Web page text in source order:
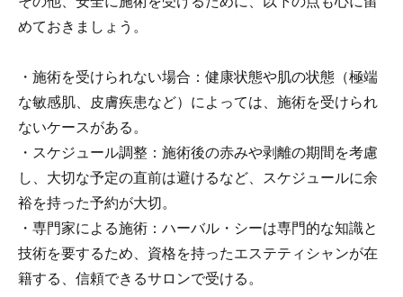
めておきましょう。
・施術を受けられない場合：健康状態や肌の状態（極端
な敏感肌、皮膚疾患など）によっては、施術を受けられ
ないケースがある。
・スケジュール調整：施術後の赤みや剥離の期間を考慮
し、大切な予定の直前は避けるなど、スケジュールに余
裕を持った予約が大切。
・専門家による施術：ハーバル・シーは専門的な知識と
技術を要するため、資格を持ったエステティシャンが在
籍する、信頼できるサロンで受ける。